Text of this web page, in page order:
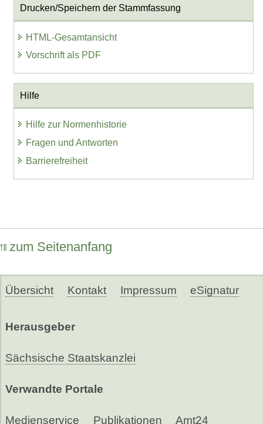
Drucken/Speichern der Stammfassung
HTML-Gesamtansicht
Vorschrift als PDF
Hilfe
Hilfe zur Normenhistorie
Fragen und Antworten
Barrierefreiheit
zum Seitenanfang
Übersicht Kontakt Impressum eSignatur
Herausgeber
Sächsische Staatskanzlei
Verwandte Portale
Medienservice Publikationen Amt24